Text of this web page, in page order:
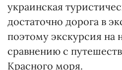
украинская
достаточно дорога в
поэтому экскурсия на
сравнению с
Красного моря.